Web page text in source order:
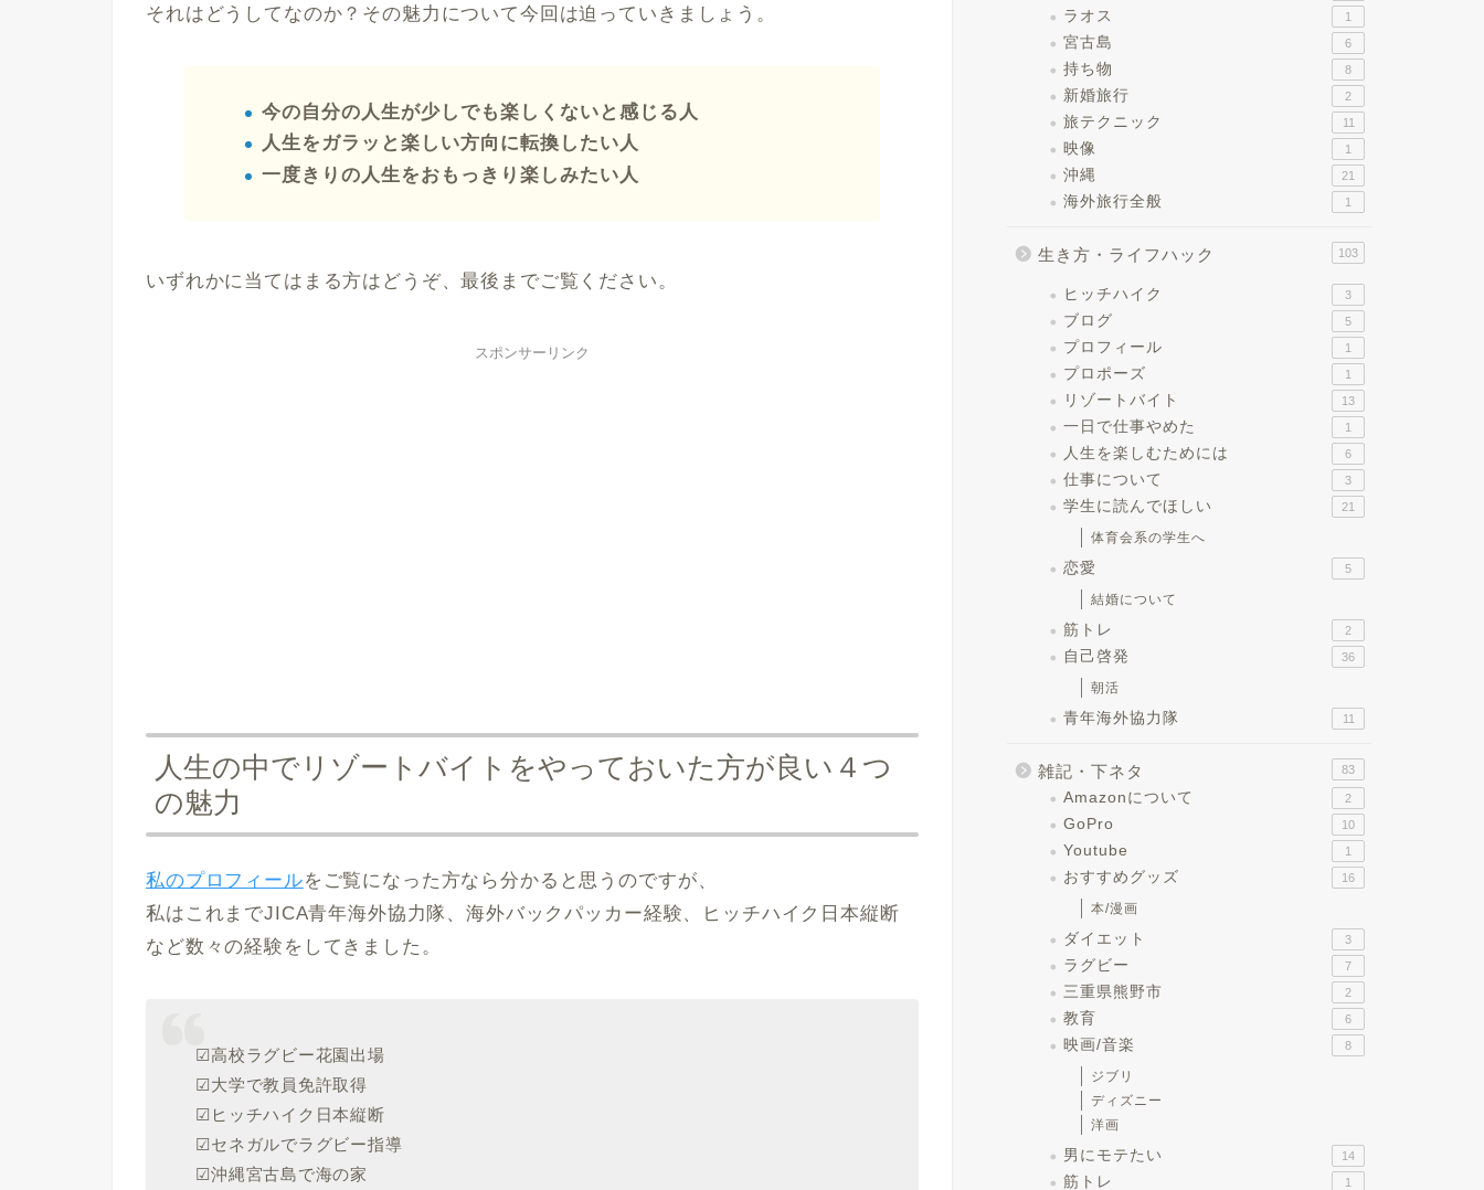
それはどうしてなのか？その魅力について今回は迫っていきましょう。
今の自分の人生が少しでも楽しくないと感じる人
人生をガラッと楽しい方向に転換したい人
一度きりの人生をおもっきり楽しみたい人
いずれかに当てはまる方はどうぞ、最後までご覧ください。
スポンサーリンク
人生の中でリゾートバイトをやっておいた方が良い４つ
の魅力
私のプロフィールをご覧になった方なら分かると思うのですが、
私はこれまでJICA青年海外協力隊、海外バックパッカー経験、ヒッチハイク日本縦断
など数々の経験をしてきました。
☑︎高校ラグビー花園出場
☑︎大学で教員免許取得
☑︎ヒッチハイク日本縦断
☑︎セネガルでラグビー指導
☑︎沖縄宮古島で海の家
ラオス 1
宮古島 6
持ち物 8
新婚旅行 2
旅テクニック 11
映像 1
沖縄 21
海外旅行全般 1
生き方・ライフハック 103
ヒッチハイク 3
ブログ 5
プロフィール 1
プロポーズ 1
リゾートバイト 13
一日で仕事やめた 1
人生を楽しむためには 6
仕事について 3
学生に読んでほしい 21
体育会系の学生へ
恋愛 5
結婚について
筋トレ 2
自己啓発 36
朝活
青年海外協力隊 11
雑記・下ネタ 83
Amazonについて 2
GoPro 10
Youtube 1
おすすめグッズ 16
本/漫画
ダイエット 3
ラグビー 7
三重県熊野市 2
教育 6
映画/音楽 8
ジブリ
ディズニー
洋画
男にモテたい 14
筋トレ 1